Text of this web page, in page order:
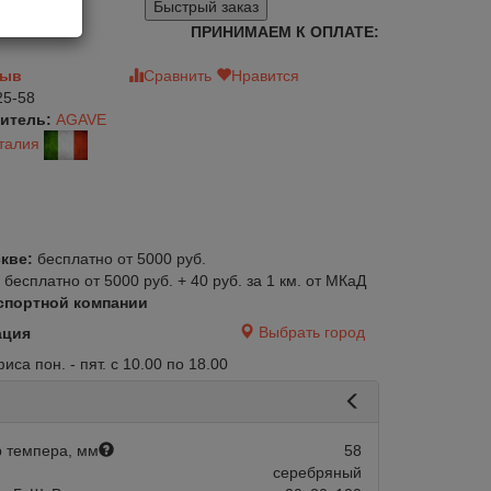
Быстрый заказ
ПРИНИМАЕМ К ОПЛАТЕ:
Сравнить
Нравится
58
AGAVE
бесплатно от 5000 руб.
бесплатно от 5000 руб. + 40 руб. за 1 км. от МКаД
компании
Выбрать город
пон. - пят. с 10.00 по 18.00
темпера, мм
58
серебряный